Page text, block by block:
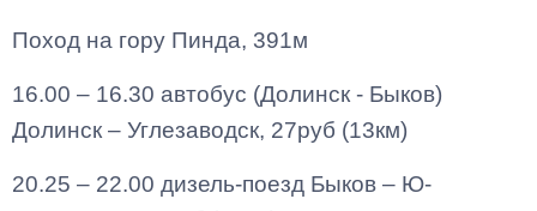
Поход на гору Пинда, 391м
16.00 – 16.30 автобус (Долинск - Быков)
Долинск – Углезаводск, 27руб (13км)
20.25 – 22.00 дизель-поезд Быков – Ю-